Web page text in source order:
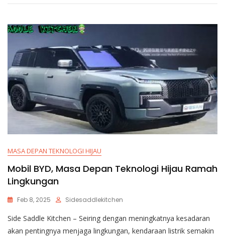
MASA DEPAN TEKNOLOGI HIJAU
Mobil BYD, Masa Depan Teknologi Hijau Ramah
Lingkungan
Feb 8, 2025 Sidesaddlekitchen
Side Saddle Kitchen – Seiring dengan meningkatnya kesadaran
akan pentingnya menjaga lingkungan, kendaraan listrik semakin